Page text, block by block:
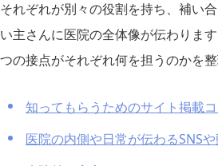
それぞれが別々の役割を持ち、補い
い主さんに医院の全体像が伝わりま
つの接点がそれぞれ何を担うのかを整
知ってもらうためのサイト掲載
医院の内側や日常が伝わるSNS